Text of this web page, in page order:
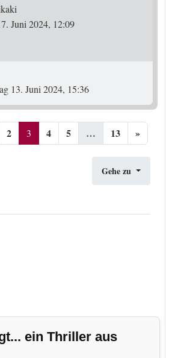
Juni 2024, 12:09
13. Juni 2024, 15:36
2 3 4 5 … 13 »
Gehe zu
ein Thriller aus